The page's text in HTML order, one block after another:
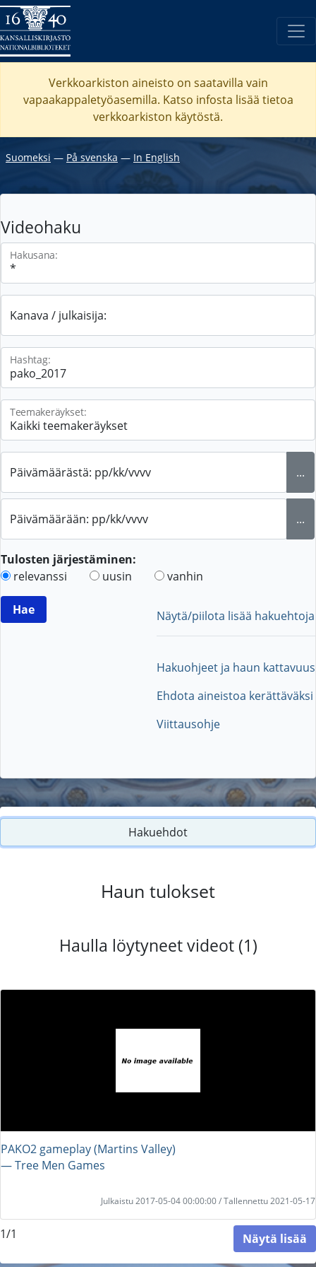
Verkkoarkiston aineisto on saatavilla vain
vapaakappaletyöasemilla. Katso infosta lisää tietoa
verkkoarkiston käytöstä.
Suomeksi ― På svenska ― In English
Videohaku
Hakusana:
Kanava / julkaisija:
Hashtag:
Teemakeräykset:
Päivämäärästä: pp/kk/vvvv ...
Päivämäärään: pp/kk/vvvv ...
Tulosten järjestäminen:
relevanssi
uusin vanhin
Näytä/piilota lisää hakuehtoja
Hakuohjeet ja haun kattavuus
Ehdota aineistoa kerättäväksi
Viittausohje
Hakuehdot
Haun tulokset
Haulla löytyneet videot (1)
PAKO2 gameplay (Martins Valley)
― Tree Men Games
Julkaistu 2017-05-04 00:00:00 / Tallennettu 2021-05-17
1/1 Näytä lisää